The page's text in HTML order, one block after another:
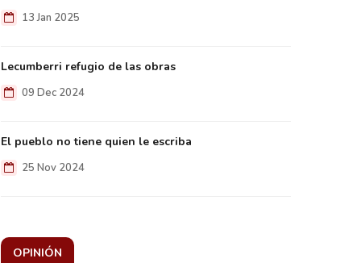
13 Jan 2025
Lecumberri refugio de las obras
09 Dec 2024
El pueblo no tiene quien le escriba
25 Nov 2024
OPINIÓN